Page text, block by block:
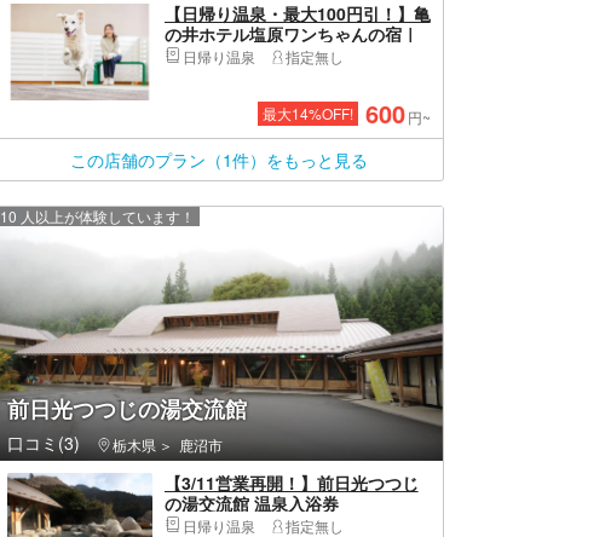
【日帰り温泉・最大100円引！】亀
の井ホテル塩原ワンちゃんの宿｜
ワンちゃんも飼い主様も大満足！
日帰り温泉 指定無し
最大14%OFF! 600円~
この店舗のプラン（1件）をもっと見る
前日光つつじの湯交流館
口コミ(3) 栃木県 鹿沼市
10 人以上が体験しています！
【3/11営業再開！】前日光つつじ
の湯交流館 温泉入浴券
日帰り温泉 指定無し